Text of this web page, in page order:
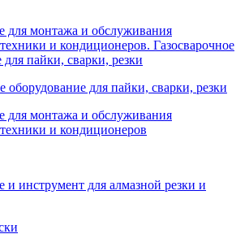
для монтажа и обслуживания
и кондиционеров. Газосварочное
для пайки, сварки, резки
оборудование для пайки, сварки, резки
для монтажа и обслуживания
и кондиционеров
и инструмент для алмазной резки и